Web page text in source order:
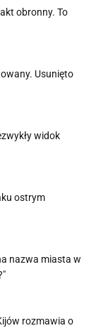
obronny. To
Usunięto
widok
ostrym
nazwa miasta w
rozmawia o